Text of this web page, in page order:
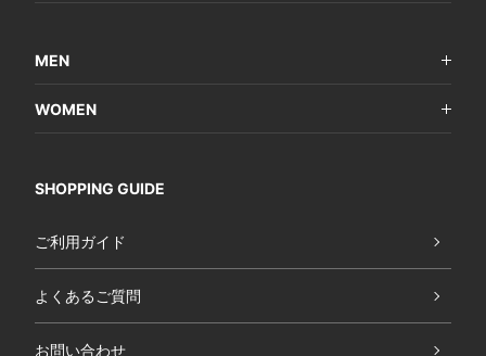
MEN
WOMEN
SHOPPING GUIDE
ご利用ガイド
よくあるご質問
お問い合わせ